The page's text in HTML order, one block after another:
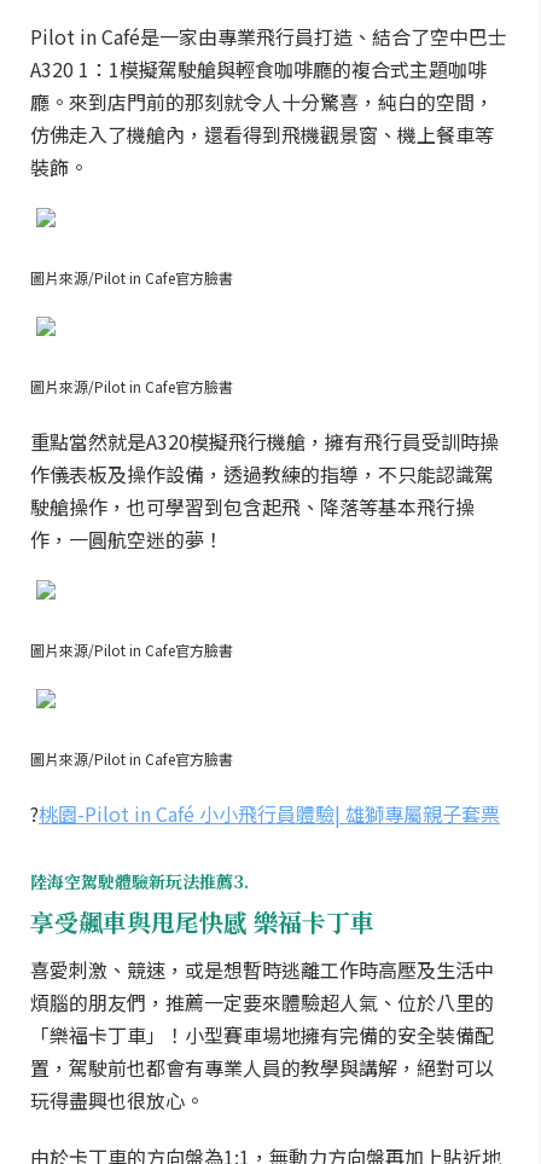
Pilot in Café是一家由專業飛行員打造、結合了空中巴士
A320 1：1模擬駕駛艙與輕食咖啡廳的複合式主題咖啡
廳。來到店門前的那刻就令人十分驚喜，純白的空間，
仿佛走入了機艙內，還看得到飛機觀景窗、機上餐車等
裝飾。
圖片來源/Pilot in Cafe官方臉書
圖片來源/Pilot in Cafe官方臉書
重點當然就是A320模擬飛行機艙，擁有飛行員受訓時操
作儀表板及操作設備，透過教練的指導，不只能認識駕
駛艙操作，也可學習到包含起飛、降落等基本飛行操
作，一圓航空迷的夢！
圖片來源/Pilot in Cafe官方臉書
圖片來源/Pilot in Cafe官方臉書
?桃園-Pilot in Café 小小飛行員體驗| 雄獅專屬親子套票
陸海空駕駛體驗新玩法推薦3.
享受飆車與甩尾快感 樂福卡丁車
喜愛刺激、競速，或是想暫時逃離工作時高壓及生活中
煩腦的朋友們，推薦一定要來體驗超人氣、位於八里的
「樂福卡丁車」！小型賽車場地擁有完備的安全裝備配
置，駕駛前也都會有專業人員的教學與講解，絕對可以
玩得盡興也很放心。
由於卡丁車的方向盤為1:1，無動力方向盤再加上貼近地